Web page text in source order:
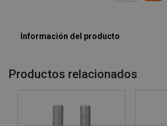
Productos relacionados